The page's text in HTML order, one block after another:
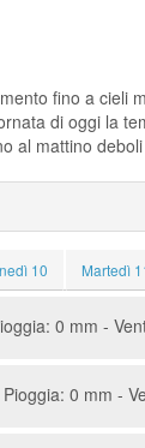
fino a cieli
di oggi la
al mattino
10 Martedì
0 mm -
0 mm -